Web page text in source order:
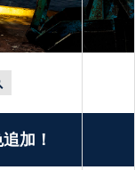
追加！